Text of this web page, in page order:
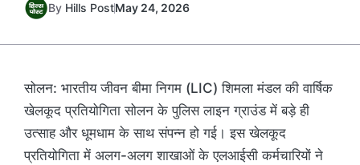
By Hills PostMay 24, 2026
सोलन: भारतीय जीवन बीमा निगम (LIC) शिमला मंडल की वार्षिक
खेलकूद प्रतियोगिता सोलन के पुलिस लाइन ग्राउंड में बड़े ही
उत्साह और धूमधाम के साथ संपन्न हो गई। इस खेलकूद
प्रतियोगिता में अलग-अलग शाखाओं के एलआईसी कर्मचारियों ने